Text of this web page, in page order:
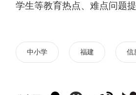
学生等教育热点、难点问题
中小学 福建 信